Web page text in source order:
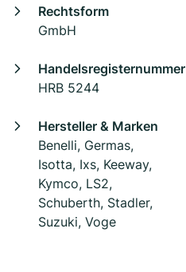
Rechtsform
GmbH
Handelsregisternummer
HRB 5244
Hersteller & Marken
Benelli, Germas,
Isotta, Ixs, Keeway,
Kymco, LS2,
Schuberth, Stadler,
Suzuki, Voge